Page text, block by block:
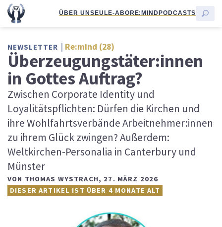
ÜBER UNSEULE-ABORE:MINDPODCASTS
NEWSLETTER Re:mind (28)
Überzeugungstäter:innen
in Gottes Auftrag?
Zwischen Corporate Identity und
Loyalitätspflichten: Dürfen die Kirchen und
ihre Wohlfahrtsverbände Arbeitnehmer:innen
zu ihrem Glück zwingen? Außerdem:
Weltkirchen-Personalia in Canterbury und
Münster
VON THOMAS WYSTRACH, 27. MÄRZ 2026
DIESER ARTIKEL IST ÜBER 4 MONATE ALT